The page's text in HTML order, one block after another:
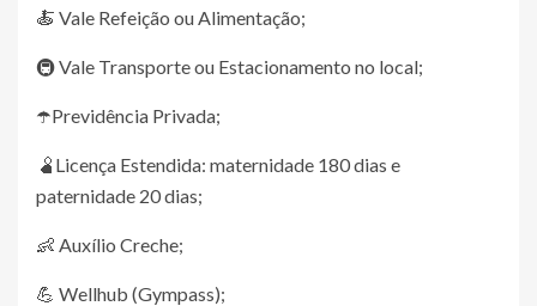
🍝 Vale Refeição ou Alimentação;
🚇 Vale Transporte ou Estacionamento no local;
☂️Previdência Privada;
🫄Licença Estendida: maternidade 180 dias e
paternidade 20 dias;
👶 Auxílio Creche;
💪 Wellhub (Gympass);